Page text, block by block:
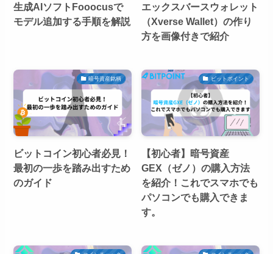
生成AIソフトFooocusで
モデル追加する手順を解説
エックスバースウォレット
（Xverse Wallet）の作り
方を画像付きで紹介
暗号資産銘柄
ビットコイン初心者必見！
最初の一歩を踏み出すため
のガイド
ビットポイント
【初心者】暗号資産
GEX（ゼノ）の購入方法
を紹介！これでスマホでも
パソコンでも購入できま
す。